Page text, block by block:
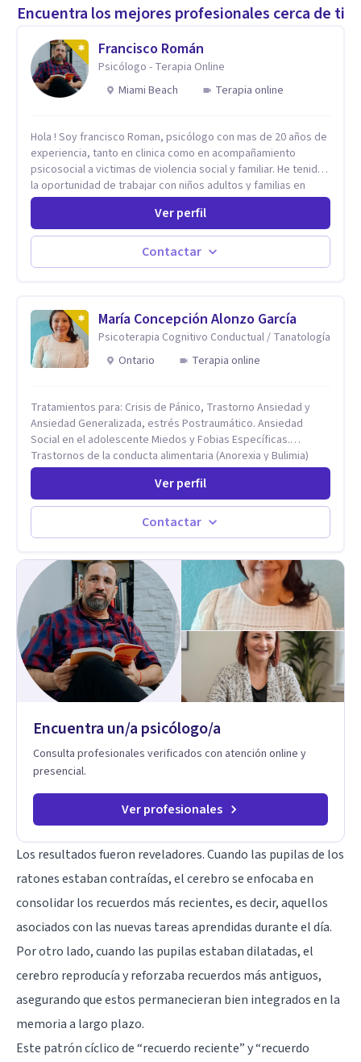
Encuentra los mejores profesionales cerca de ti
Francisco Román
Psicólogo - Terapia Online
Miami Beach
Terapia online
Hola ! Soy francisco Roman, psicólogo con mas de 20 años de
experiencia, tanto en clinica como en acompañamiento
psicosocial a victimas de violencia social y familiar. He tenido
la oportunidad de trabajar con niños adultos y familias en
todos los espacios y esto me ha dado un una variedad de
aprendizajes que ahora pongo a tu disposicion. En la
actualidad puedo atenderte de manera presencial y/o virtual,
de lunes a sabado. el costo de cada sesión lo acordamos en
el primer contacto
Ver perfil
Contactar
María Concepción Alonzo García
Psicoterapia Cognitivo Conductual / Tanatología
Ontario
Terapia online
Tratamientos para: Crisis de Pánico, Trastorno Ansiedad y
Ansiedad Generalizada, estrés Postraumático. Ansiedad
Social en el adolescente Miedos y Fobias Específicas.
Trastornos de la conducta alimentaria (Anorexia y Bulimia)
Modificación conductas no deseadas. Impulsividad,
conductas obsesivas, compulsividad. Trastorno obsesivo
compulsivo. Tratamiento Eficaz para la Depresión (AC)
Evaluación, contención e intervención en riesgo Suicida
Conductas autolesivas en el adolescente. Problemas con el
Mindfulness. Estimulación temprana, Establecimiento del
vínculo del Apego Seguro. Orientación sexual,
Acompañamiento Tanatológico. Cuidados paliativos en
enfermedades crónicas.
Ver perfil
Contactar
Encuentra un/a psicólogo/a
Consulta profesionales verificados con atención online y
presencial.
Ver profesionales
Los resultados fueron reveladores. Cuando las pupilas de los
ratones estaban contraídas, el cerebro se enfocaba en
consolidar los recuerdos más recientes, es decir, aquellos
asociados con las nuevas tareas aprendidas durante el día.
Por otro lado, cuando las pupilas estaban dilatadas, el
cerebro reproducía y reforzaba recuerdos más antiguos,
asegurando que estos permanecieran bien integrados en la
memoria a largo plazo.
Este patrón cíclico de “recuerdo reciente” y “recuerdo